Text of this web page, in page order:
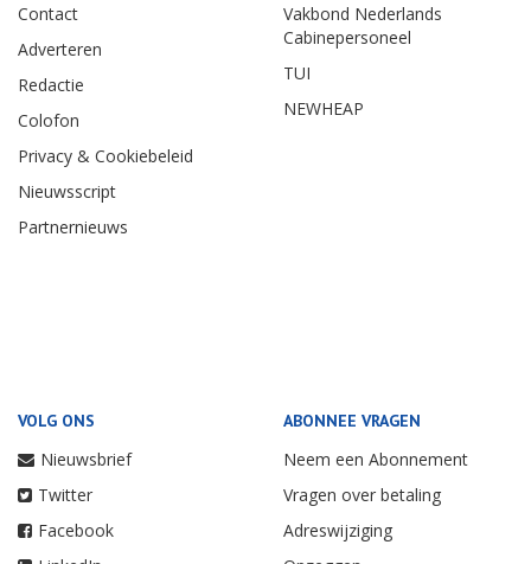
Contact
Adverteren
Redactie
Colofon
Privacy & Cookiebeleid
Nieuwsscript
Partnernieuws
Vakbond Nederlands
Cabinepersoneel
TUI
NEWHEAP
VOLG ONS
Nieuwsbrief
Twitter
Facebook
ABONNEE VRAGEN
Neem een Abonnement
Vragen over betaling
Adreswijziging